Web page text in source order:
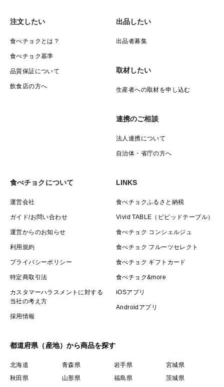
注文したい
食べチョクとは？
食べチョク基準
品質保証について
飲食店の方へ
出品したい
出品者募集
取材したい
生産者への取材を申し込む
連携のご相談
法人連携について
自治体・省庁の方へ
食べチョクについて
運営会社
ガイド/お問い合わせ
運営からのお知らせ
利用規約
プライバシーポリシー
特定商取引法
カスタマーハラスメントに対する
当社の考え方
採用情報
LINKS
食べチョクふるさと納税
Vivid TABLE（ビビッドテーブル）
食べチョク コンシェルジュ
食べチョク フルーツセレクト
食べチョク ギフトカード
食べチョク&more
iOSアプリ
Androidアプリ
都道府県（産地）から商品を探す
北海道 青森県 岩手県
宮城県
秋田県
山形県 福島県
茨城県